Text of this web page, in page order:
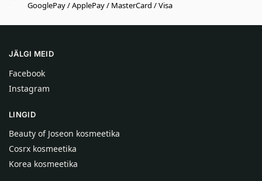
GooglePay / ApplePay / MasterCard / Visa
JÄLGI MEID
Facebook
Instagram
LINGID
Beauty of Joseon kosmeetika
Cosrx kosmeetika
Korea kosmeetika